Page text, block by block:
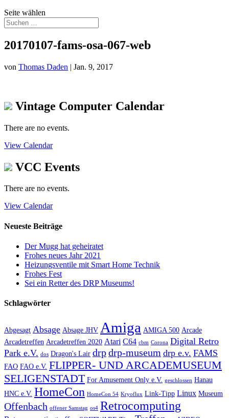
Seite wählen
20170107-fams-osa-067-web
von Thomas Daden | Jan. 9, 2017
Vintage Computer Calendar
There are no events.
View Calendar
VCC Events
There are no events.
View Calendar
Neueste Beiträge
Der Mugg hat geheiratet
Frohes neues Jahr 2021
Heizungsventile mit Smart Home Technik
Frohes Fest
Sei ein Retter des DRP Museums!
Schlagwörter
Abgesagt Absage Absage JHV Amiga AMIGA 500 Arcade
Arcadetreffen Arcadetreffen 2020 Atari C64 cbm Corona Digital Retro
Park e.V. dos Dragon's Lair drpdrp-museum drp e.v. FAMS
FAO FAO e.V. FLIPPER- UND ARCADEMUSEUM
SELIGENSTADT For Amusement Only e.V. geschlossen Hanau
HNC e.V. HomeCon HomeCon 54 Kryoflux Link-Tipp Linux Museum
Offenbach offener Samstag os4 Retrocomputing